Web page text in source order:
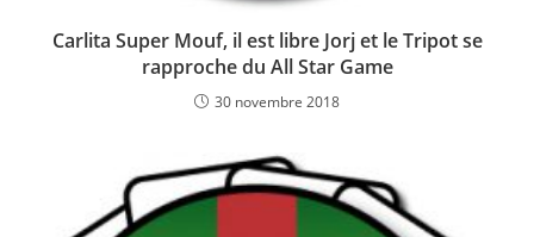
Carlita Super Mouf, il est libre Jorj et le Tripot se
rapproche du All Star Game
30 novembre 2018